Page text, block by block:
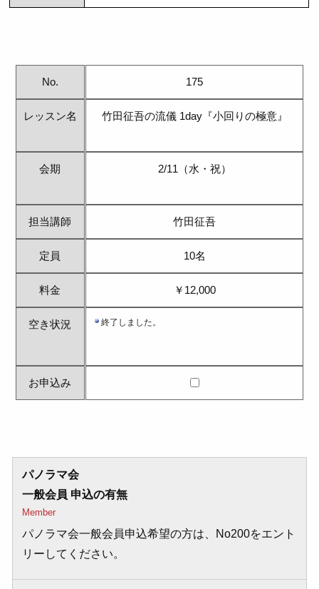
No.
レッスン名
会期
担当講師
定員
料金
空き状況
お申込み
175
竹田征吾の流儀 1day『小回りの極意』
2/11（水・祝）
竹田征吾
10名
￥12,000
パノラマ会
一般会員 申込の有無
Member
パノラマ会一般会員申込希望の方は、No200をエント
リーしてください。